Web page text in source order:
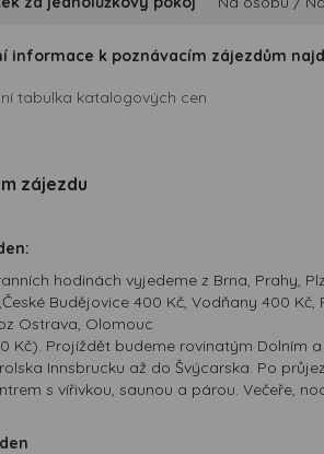
informace k poznávacím zájezdům
tabulka katalogových cen
zájezdu
hodinách vyjedeme z Brna, Prahy,
Budějovice 400 Kč, Vodňany 400
Ostrava, Olomouc
Kč). Projíždět budeme rovinatým Dolním
Innsbrucku až do Švýcarska. Po
s vířivkou, saunou a párou. Večeře,